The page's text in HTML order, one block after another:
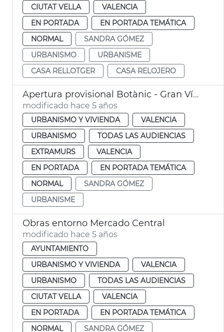
CIUTAT VELLA
VALENCIA
EN PORTADA
EN PORTADA TEMÁTICA
NORMAL
SANDRA GÓMEZ
URBANISMO
URBANISME
CASA RELLOTGER
CASA RELOJERO
Apertura provisional Botànic - Gran Vía Ferran el Catòlic
modificado hace 5 años
URBANISMO Y VIVIENDA
VALENCIA
URBANISMO
TODAS LAS AUDIENCIAS
EXTRAMURS
VALENCIA
EN PORTADA
EN PORTADA TEMÁTICA
NORMAL
SANDRA GÓMEZ
URBANISME
Obras entorno Mercado Central
modificado hace 5 años
AYUNTAMIENTO
URBANISMO Y VIVIENDA
VALENCIA
URBANISMO
TODAS LAS AUDIENCIAS
CIUTAT VELLA
VALENCIA
EN PORTADA
EN PORTADA TEMÁTICA
NORMAL
SANDRA GÓMEZ